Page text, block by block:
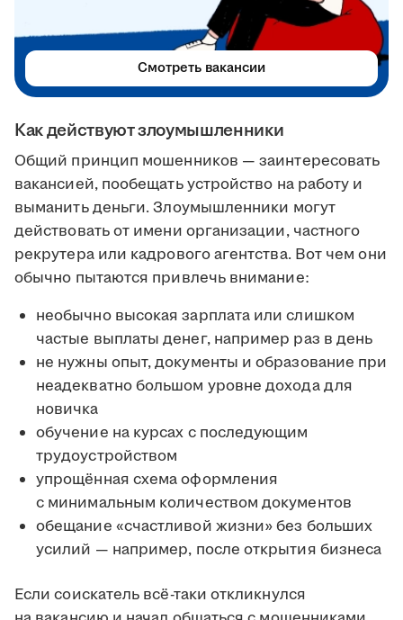
Как действуют злоумышленники
Общий принцип мошенников — заинтересовать
вакансией, пообещать устройство на работу и
выманить деньги. Злоумышленники могут
действовать от имени организации, частного
рекрутера или кадрового агентства. Вот чем они
обычно пытаются привлечь внимание:
необычно высокая зарплата или слишком
частые выплаты денег, например раз в день
не нужны опыт, документы и образование при
неадекватно большом уровне дохода для
новичка
обучение на курсах с последующим
трудоустройством
упрощённая схема оформления
с минимальным количеством документов
обещание «счастливой жизни» без больших
усилий — например, после открытия бизнеса
Если соискатель всё-таки откликнулся
Смотреть вакансии